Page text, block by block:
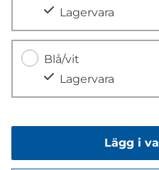
Lagervara
Blå/vit
Lagervara
Lägg i